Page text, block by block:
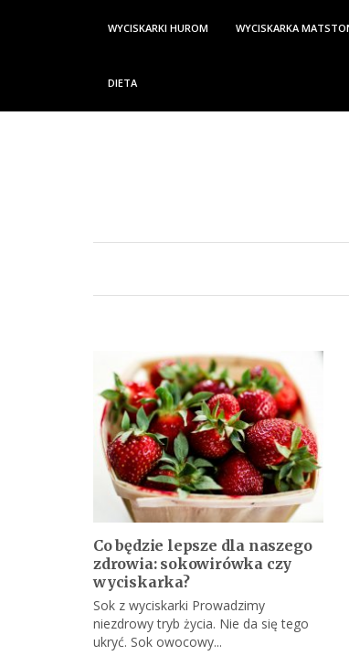
WYCISKARKI HUROM WYCISKARKA
DIETA
Co będzie lepsze dla naszego
zdrowia: sokowirówka czy
wyciskarka?
Sok z wyciskarki Prowadzimy
niezdrowy tryb życia. Nie da się tego
ukryć. Sok owocowy...